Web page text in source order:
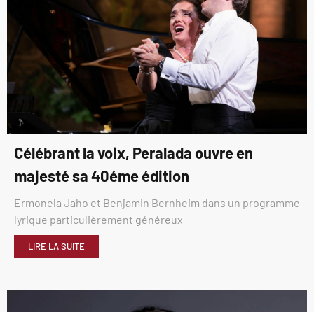
Célébrant la voix, Peralada ouvre en
majesté sa 40éme édition
Ermonela Jaho et Benjamin Bernheim dans un programme
lyrique particulièrement généreux
LIRE LA SUITE